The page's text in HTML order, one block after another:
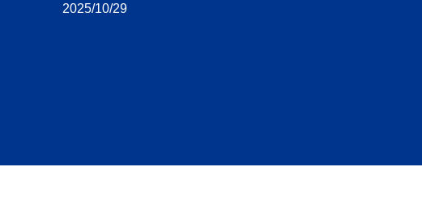
2025/10/29